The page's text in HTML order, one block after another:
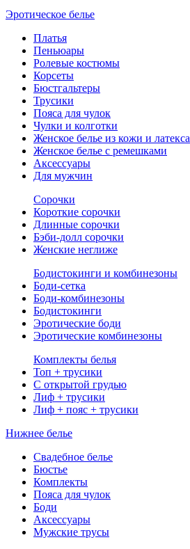
Эротическое белье
Платья
Пеньюары
Ролевые костюмы
Корсеты
Бюстгальтеры
Трусики
Пояса для чулок
Чулки и колготки
Женское белье из кожи и латекса
Женское белье с ремешками
Аксессуары
Для мужчин
Сорочки
Короткие сорочки
Длинные сорочки
Бэби-долл сорочки
Женские неглиже
Бодистокинги и комбинезоны
Боди-сетка
Боди-комбинезоны
Бодистокинги
Эротические боди
Эротические комбинезоны
Комплекты белья
Топ + трусики
С открытой грудью
Лиф + трусики
Лиф + пояс + трусики
Нижнее белье
Свадебное белье
Бюстье
Комплекты
Пояса для чулок
Боди
Аксессуары
Мужские трусы